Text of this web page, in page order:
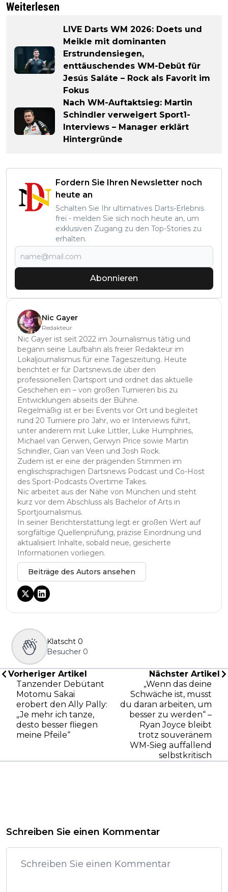
Weiterlesen
LIVE Darts WM 2026: Doets und
Meikle mit dominanten
Erstrundensiegen,
enttäuschendes WM-Debüt für
Jesús Saláte – Rock als Favorit im
Fokus
Nach WM-Auftaktsieg: Martin
Schindler verweigert Sport1-
Interviews – Manager erklärt
Hintergründe
Fordern Sie Ihren Newsletter noch
heute an
Schalten Sie Ihr ultimatives Darts-Erlebnis
frei - melden Sie sich noch heute an, um
exklusiven Zugang zu den Top-Stories zu
erhalten.
Abonnieren
Nic Gayer
Redakteur
Nic Gayer ist seit 2022 im Journalismus tätig und
begann seine Laufbahn als freier Redakteur im
Lokaljournalismus für eine Tageszeitung. Heute
berichtet er für Dartsnews.de über den
professionellen Dartsport und ordnet das aktuelle
Geschehen ein – von großen Turnieren bis zu
Entwicklungen abseits der Bühne.
Regelmäßig ist er bei Events vor Ort und begleitet
rund 20 Turniere pro Jahr, wo er Interviews führt,
unter anderem mit Luke Littler, Luke Humphries,
Michael van Gerwen, Gerwyn Price sowie Martin
Schindler, Gian van Veen und Josh Rock.
Zudem ist er eine der prägenden Stimmen im
englischsprachigen Dartsnews Podcast und Co-Host
des Sport-Podcasts Overtime Takes.
Nic arbeitet aus der Nähe von München und steht
kurz vor dem Abschluss als Bachelor of Arts in
Sportjournalismus.
In seiner Berichterstattung legt er großen Wert auf
sorgfältige Quellenprüfung, präzise Einordnung und
aktualisiert Inhalte, sobald neue, gesicherte
Informationen vorliegen.
Beiträge des Autors ansehen
Klatscht 0
Besucher 0
Vorheriger Artikel
Tanzender Debütant
Motomu Sakai
erobert den Ally Pally:
„Je mehr ich tanze,
desto besser fliegen
meine Pfeile“
Nächster Artikel
„Wenn das deine
Schwäche ist, musst
du daran arbeiten, um
besser zu werden“ –
Ryan Joyce bleibt
trotz souveränem
WM-Sieg auffallend
selbstkritisch
Schreiben Sie einen Kommentar